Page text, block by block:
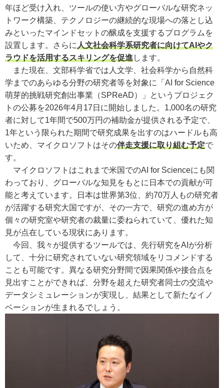
年ほど受け入れ、ツールの使い方やグローバルな研究ネッ
トワーク構築、テクノロジーの継続的な現場への落とし込
みといったマインドセットの醸成を支援するプログラムを
設置します。さらに人文社会科学系研究者に向けてAIやク
ラウドを活用するスキリングを促進します。
また現在、文部科学省では人文学、社会科学から自然科
学までのあらゆる分野の研究者等を対象に「AI for Science
萌芽的挑戦研究創出事業（SPReAD）」というプロジェク
トの公募を2026年4月17日に開始しました。1,000名の研究
者に対して1年間で500万円の補助金が提供される予定で、
1年という限られた期間で研究成果を出すのはハードルも高
いため、マイクロソフトはその伴走支援に取り組む予定で
す。
マイクロソフトはこれまで米国でのAI for Scienceにも関
わっており、グローバルな知見をもとに日本での貢献が可
能と考えています。日本は世界第3位、約70万人もの研究者
が活躍する研究大国ですが、その一方で、研究の進め方が
個々の研究室や研究者の裁量に委ねられていて、優れた知
見が点在している現状にあります。
今回、我々が提供するツールでは、先行研究をAIが分析
して、十分に研究されていない研究領域をリコメンドする
ことも可能です。異なる研究分野間で因果関係や接合点を
見出すことができれば、分野を超えた研究者同士の交流や
データシミュレーションが実現し、結果として新たなイノ
ベーションが生まれるでしょう。